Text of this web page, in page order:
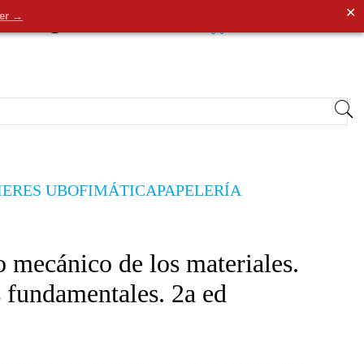
→ ✕
UBOFIMÁTICAPAPELERÍA
de los materiales.
2a ed